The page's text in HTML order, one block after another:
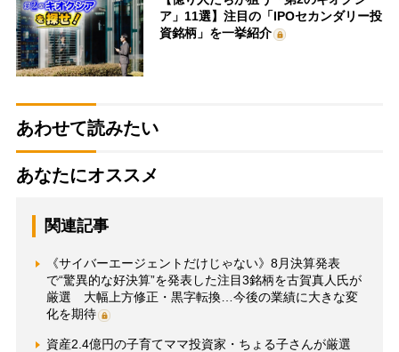
ア」11選】注目の「IPOセカンダリー投
資銘柄」を一挙紹介
あわせて読みたい
あなたにオススメ
関連記事
《サイバーエージェントだけじゃない》8月決算発表
で“驚異的な好決算”を発表した注目3銘柄を古賀真人氏が
厳選 大幅上方修正・黒字転換…今後の業績に大きな変
化を期待
資産2.4億円の子育てママ投資家・ちょる子さんが厳選